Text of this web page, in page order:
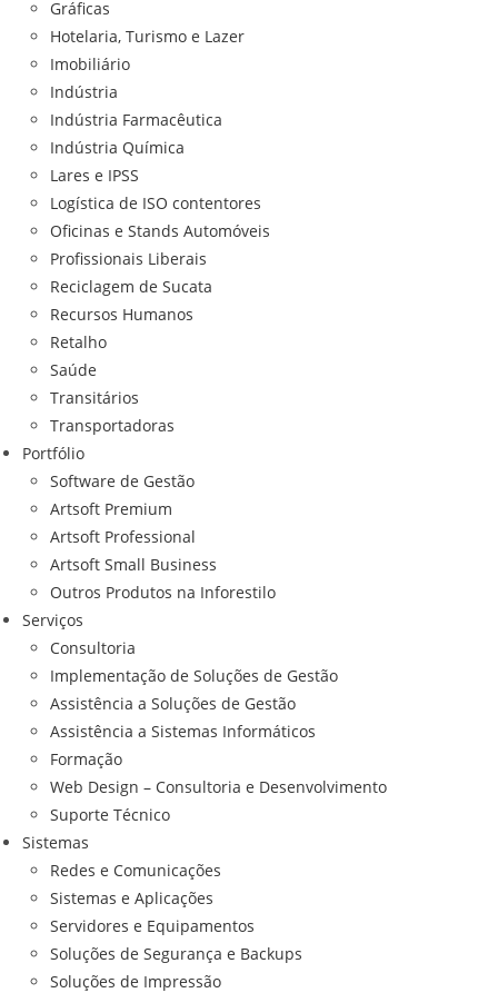
Gráficas
Hotelaria, Turismo e Lazer
Imobiliário
Indústria
Indústria Farmacêutica
Indústria Química
Lares e IPSS
Logística de ISO contentores
Oficinas e Stands Automóveis
Profissionais Liberais
Reciclagem de Sucata
Recursos Humanos
Retalho
Saúde
Transitários
Transportadoras
Portfólio
Software de Gestão
Artsoft Premium
Artsoft Professional
Artsoft Small Business
Outros Produtos na Inforestilo
Serviços
Consultoria
Implementação de Soluções de Gestão
Assistência a Soluções de Gestão
Assistência a Sistemas Informáticos
Formação
Web Design – Consultoria e Desenvolvimento
Suporte Técnico
Sistemas
Redes e Comunicações
Sistemas e Aplicações
Servidores e Equipamentos
Soluções de Segurança e Backups
Soluções de Impressão